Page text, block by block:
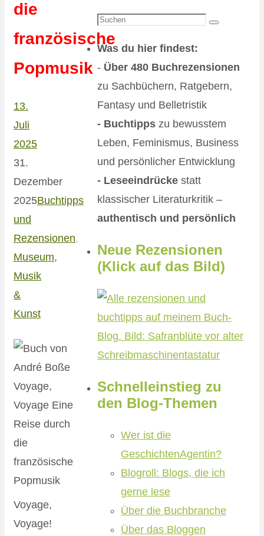
die
französische
Popmusik
13.
Juli
2025
31.
Dezember
2025Buchtipps
und
Rezensionen,
Museum,
Musik
&
Kunst
Voyage,
Voyage!
Suchen
nach:
Suchen
Was du hier findest:
- Über 480 Buchrezensionen
zu Sachbüchern, Ratgebern,
Fantasy und Belletristik
- Buchtipps zu bewusstem
Leben, Feminismus, Business
und persönlicher Entwicklung
- Leseeindrücke statt
klassischer Literaturkritik –
authentisch und persönlich
Neue Rezensionen
(Klick auf das Bild)
Schnelleinstieg zu
den Blog-Themen
Wer ist die
GeschichtenAgentin?
Blogroll: Blogs, die ich
gerne lese
Über die Buchbranche
Über das Bloggen